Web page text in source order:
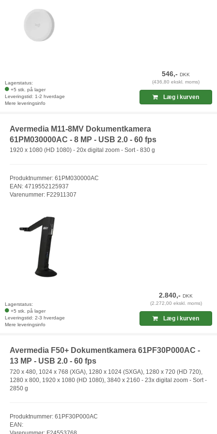
Lagerstatus:
+5 stk. på lager
Leveringstid: 1-2 hverdage
Mere leveringsinfo
546,-DKK
(436,80 ekskl. moms)
Læg i kurven
Avermedia M11-8MV Dokumentkamera
61PM030000AC - 8 MP - USB 2.0 - 60 fps
1920 x 1080 (HD 1080) - 20x digital zoom - Sort - 830 g
Produktnummer: 61PM030000AC
EAN: 4719552125937
Varenummer: F22911307
Lagerstatus:
+5 stk. på lager
Leveringstid: 2-3 hverdage
Mere leveringsinfo
2.840,-DKK
(2.272,00 ekskl. moms)
Læg i kurven
Avermedia F50+ Dokumentkamera 61PF30P000AC -
13 MP - USB 2.0 - 60 fps
720 x 480, 1024 x 768 (XGA), 1280 x 1024 (SXGA), 1280 x 720 (HD 720),
1280 x 800, 1920 x 1080 (HD 1080), 3840 x 2160 - 23x digital zoom - Sort -
2850 g
Produktnummer: 61PF30P000AC
EAN: